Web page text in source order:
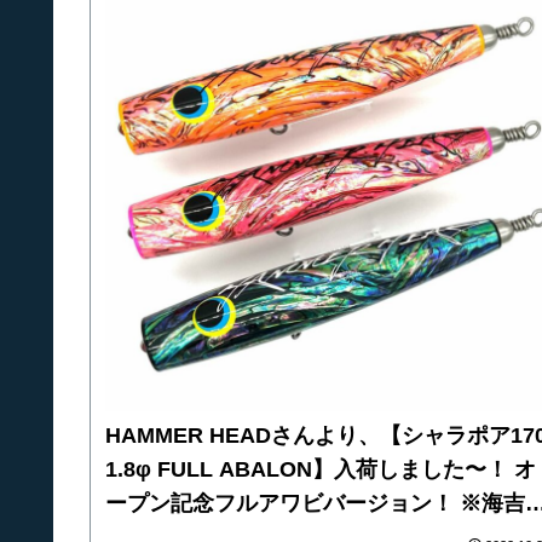
HAMMER HEADさんより、【シャラポア
1.8φ FULL ABALON】入荷しました〜！ オ
ープン記念フルアワビバージョン！ ※海吉